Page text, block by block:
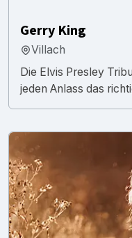
Gerry King
Villach
Die Elvis Presley
jeden Anlass das